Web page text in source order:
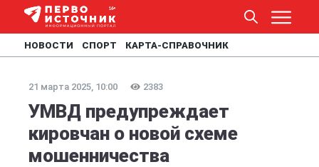
НОВОСТИ СПОРТ КАРТА-СПРАВОЧНИК
21 марта 2025, 10:00 2383
УМВД предупреждает
кировчан о новой схеме
мошенничества